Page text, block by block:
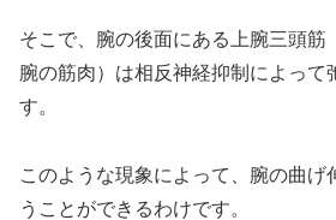
そこで、腕の後面にある上腕三頭筋
腕の筋肉）は相反神経抑制によって
す。
このような現象によって、腕の曲げ
うことができるわけです。